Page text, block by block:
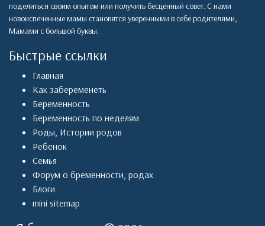
поделиться своим опытом или получить бесценный совет. С нами
новоиспеченные мамы становятся уверенными в себе родителями,
Мамами с большой буквы.
Быстрые ссылки
Главная
Как забеременеть
Беременность
Беременность по неделям
Роды, Истории родов
Ребенок
Семья
Форум о бременности, родах
Блоги
mini sitemap